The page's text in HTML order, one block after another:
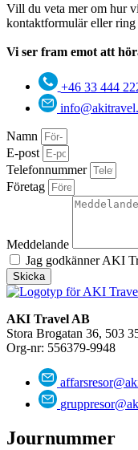
Vill du veta mer om hur
kontaktformulär eller ring
Vi ser fram emot att
+46 33 444
Namn
E-post
Telefonnummer
Företag
Meddelande
Jag godkänner AKI
Skicka
AKI Travel AB
Stora Brogatan 36, 503
Org-nr: 556379-9948
Journummer